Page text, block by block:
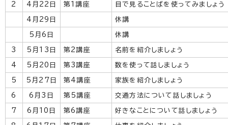
2 4月22日 第1講座 目で見ることばを使ってみましょう
4月29日 休講
5月6日 休講
3 5月13日 第2講座 名前を紹介しましょう
4 5月20日 第3講座 数を使って話しましょう
5 5月27日 第4講座 家族を紹介しましょう
6 6月3日 第5講座 交通方法について話しましょう
7 6月10日 第6講座 好きなことについて話しましょう